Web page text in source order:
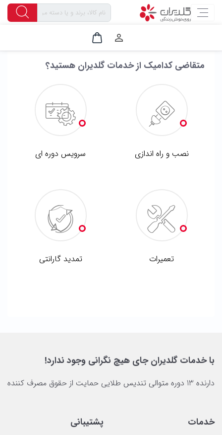
متقاضی کدامیک از خدمات گلدیران هستید؟
نصب و راه اندازی سرویس دوره ای
تعمیرات تمدید گارانتی
با خدمات گلدیران جای هیچ نگرانی وجود ندارد!
دارنده 13 دوره متوالی تندیس طلایی حمایت از حقوق مصرف کننده
خدمات پشتیبانی